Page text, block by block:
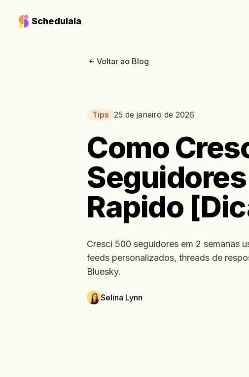
Schedulala
Voltar ao Blog
Tips 25 de janeiro de 2026
Como
Rapido
Cresci 500 seguidores em 2 semanas
feeds personalizados, threads de
Bluesky.
Selina Lynn